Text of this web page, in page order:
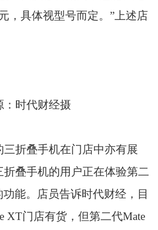
，具体视型号而定。”上述店
：时代财经摄
三折叠手机在门店中亦有展
叠手机的用户正在体验第二
功能。店员告诉时代财经，目
XT门店有货，但第二代Mate